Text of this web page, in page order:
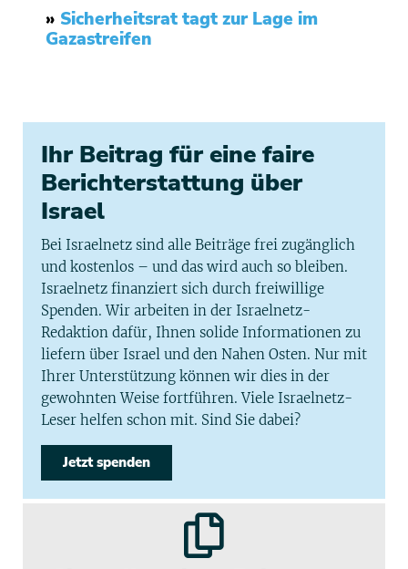
» Sicherheitsrat tagt zur Lage im
Gazastreifen
Ihr Beitrag für eine faire
Berichterstattung über
Israel
Bei Israelnetz sind alle Beiträge frei zugänglich
und kostenlos – und das wird auch so bleiben.
Israelnetz finanziert sich durch freiwillige
Spenden. Wir arbeiten in der Israelnetz-
Redaktion dafür, Ihnen solide Informationen zu
liefern über Israel und den Nahen Osten. Nur mit
Ihrer Unterstützung können wir dies in der
gewohnten Weise fortführen. Viele Israelnetz-
Leser helfen schon mit. Sind Sie dabei?
Jetzt spenden